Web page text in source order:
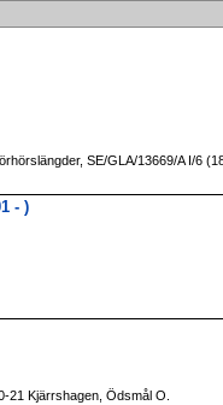
SE/GLA/13669/A I/6
- )
21 Kjärrshagen, Ödsmål O.